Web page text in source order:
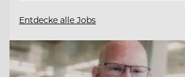
Entdecke alle Jobs